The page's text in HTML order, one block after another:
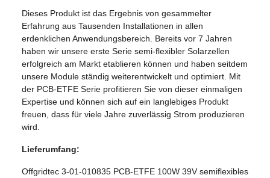
Dieses Produkt ist das Ergebnis von gesammelter
Erfahrung aus Tausenden Installationen in allen
erdenklichen Anwendungsbereich. Bereits vor 7 Jahren
haben wir unsere erste Serie semi-flexibler Solarzellen
erfolgreich am Markt etablieren können und haben seitdem
unsere Module ständig weiterentwickelt und optimiert. Mit
der PCB-ETFE Serie profitieren Sie von dieser einmaligen
Expertise und können sich auf ein langlebiges Produkt
freuen, dass für viele Jahre zuverlässig Strom produzieren
wird.
Lieferumfang:
Offgridtec 3-01-010835 PCB-ETFE 100W 39V semiflexibles